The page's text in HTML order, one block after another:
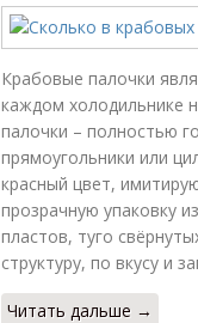
Крабовые палочки
каждом холодильнике
палочки – полностью
прямоугольники или
красный цвет,
прозрачную упаковку
пластов, туго
структуру, по вкусу и
Читать дальше →